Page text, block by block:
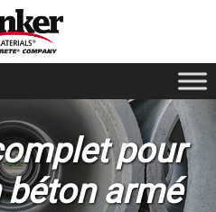
pour
béton armé